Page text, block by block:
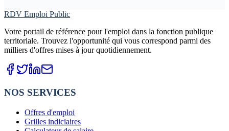
RDV Emploi Public
Votre portail de référence pour l'emploi dans la fonction publique
territoriale. Trouvez l'opportunité qui vous correspond parmi des
milliers d'offres mises à jour quotidiennement.
NOS SERVICES
Offres d'emploi
Grilles indiciaires